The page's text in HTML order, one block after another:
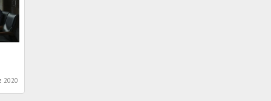
2020